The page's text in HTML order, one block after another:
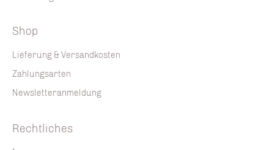
Shop
Lieferung & Versandkosten
Zahlungsarten
Newsletteranmeldung
Rechtliches